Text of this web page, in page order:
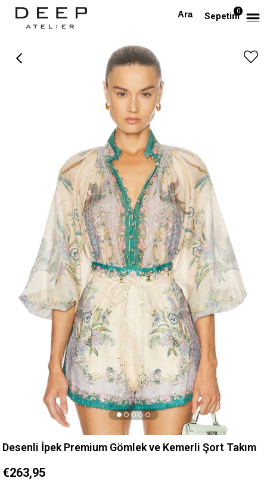
Sepetim0
Anasayfa PREMIUM Desenli İpek Premium Gömlek ve Kemerli Şort Takım
Desenli İpek Premium Gömlek ve Kemerli Şort Takım
€263,95